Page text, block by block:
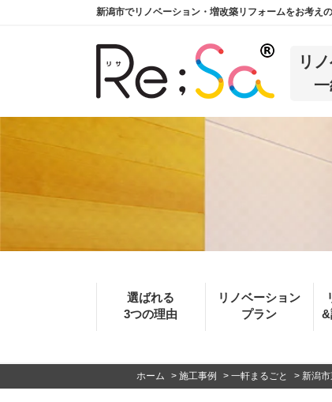
新潟市でリノベーション・増改築リフォームをお考え
リ
選ばれる
3つの理由
リノベーション
プラン
&
ホーム > 施工事例 > 一軒まるごと > 新潟